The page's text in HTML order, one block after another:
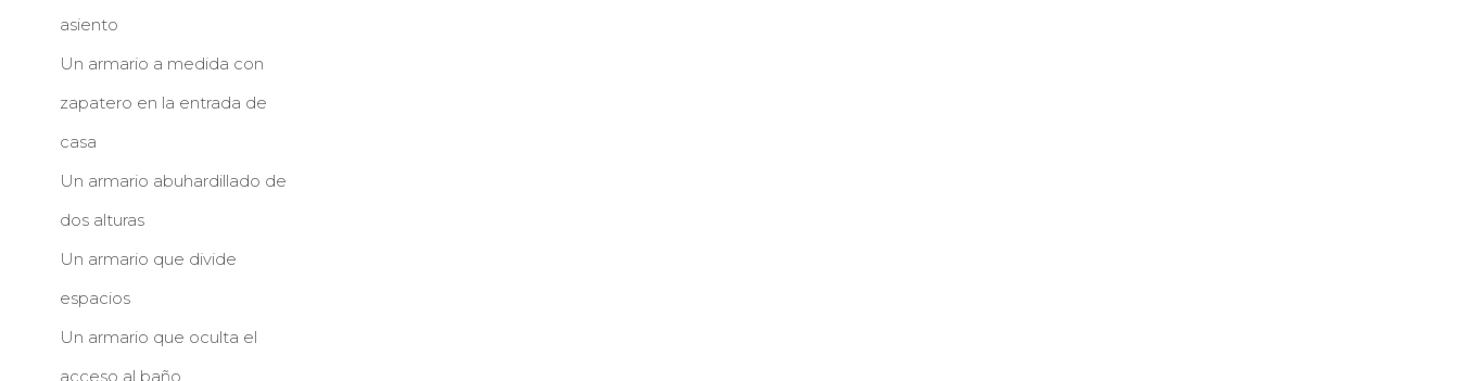
asiento
Un armario a medida con
zapatero en la entrada de
casa
Un armario abuhardillado de
dos alturas
Un armario que divide
espacios
Un armario que oculta el
acceso al baño